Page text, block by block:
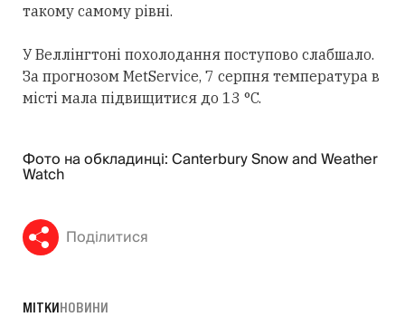
такому самому рівні.
У Веллінгтоні похолодання поступово слабшало.
За прогнозом MetService, 7 серпня температура в
місті мала підвищитися до 13 °C.
Фото на обкладинці: Canterbury Snow and Weather
Watch
Поділитися
МІТКИНОВИНИ